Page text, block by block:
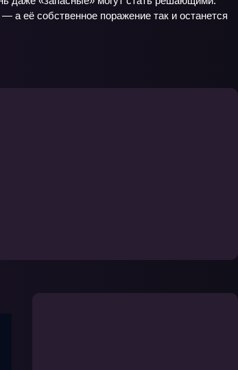
а её собственное поражение так и останется